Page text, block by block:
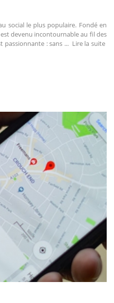
social le plus populaire. Fondé en
devenu incontournable au fil des
passionnante : sans ... Lire la suite